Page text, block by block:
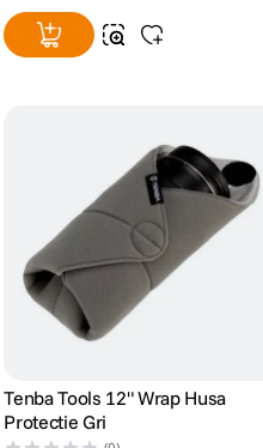
Tenba Tools 12" Wrap Husa
Protectie Gri